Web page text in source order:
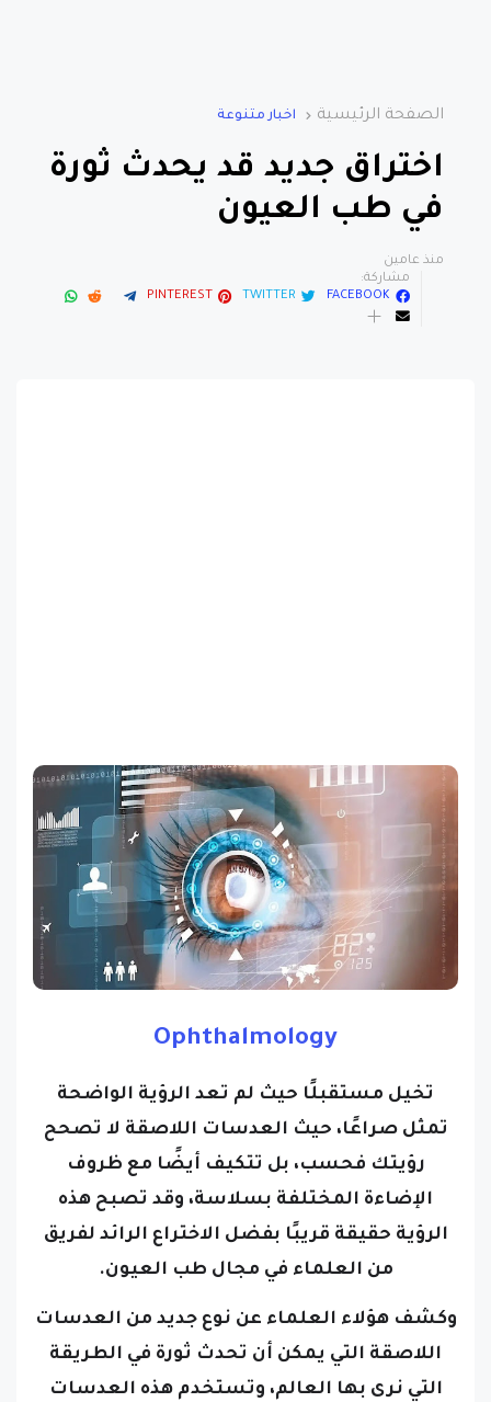
في طب العيون
منذ عامين
FACEBOOK
تمثل صراعًا، حيث العدسات اللاصقة لا تصحح
رؤيتك فحسب، بل تتكيف أيضًا مع ظروف
الإضاءة المختلفة بسلاسة، وقد تصبح هذه
الرؤية حقيقة قريبًا بفضل الاختراع الرائد لفريق
من العلماء في مجال طب العيون.
وكشف هؤلاء العلماء عن نوع جديد من العدسات
اللاصقة التي يمكن أن تحدث ثورة في الطريقة
التي نرى بها العالم، وتستخدم هذه العدسات
المبتكرة، التي تسمى عدسات الديوبتر الحلزونية،